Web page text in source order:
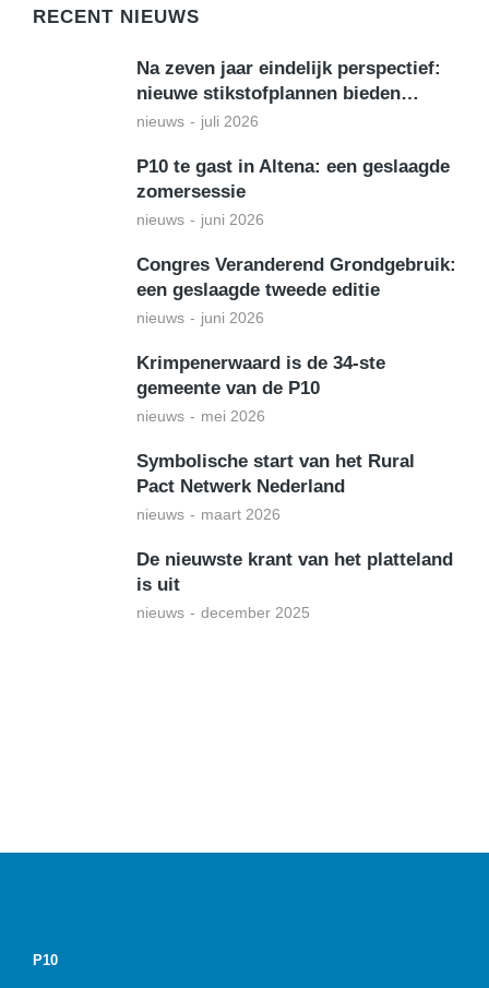
RECENT NIEUWS
Na zeven jaar eindelijk perspectief:
nieuwe stikstofplannen bieden…
nieuws juli 2026
P10 te gast in Altena: een geslaagde
zomersessie
nieuws juni 2026
Congres Veranderend Grondgebruik:
een geslaagde tweede editie
nieuws juni 2026
Krimpenerwaard is de 34-ste
gemeente van de P10
nieuws mei 2026
Symbolische start van het Rural
Pact Netwerk Nederland
nieuws maart 2026
De nieuwste krant van het platteland
is uit
nieuws december 2025
P10